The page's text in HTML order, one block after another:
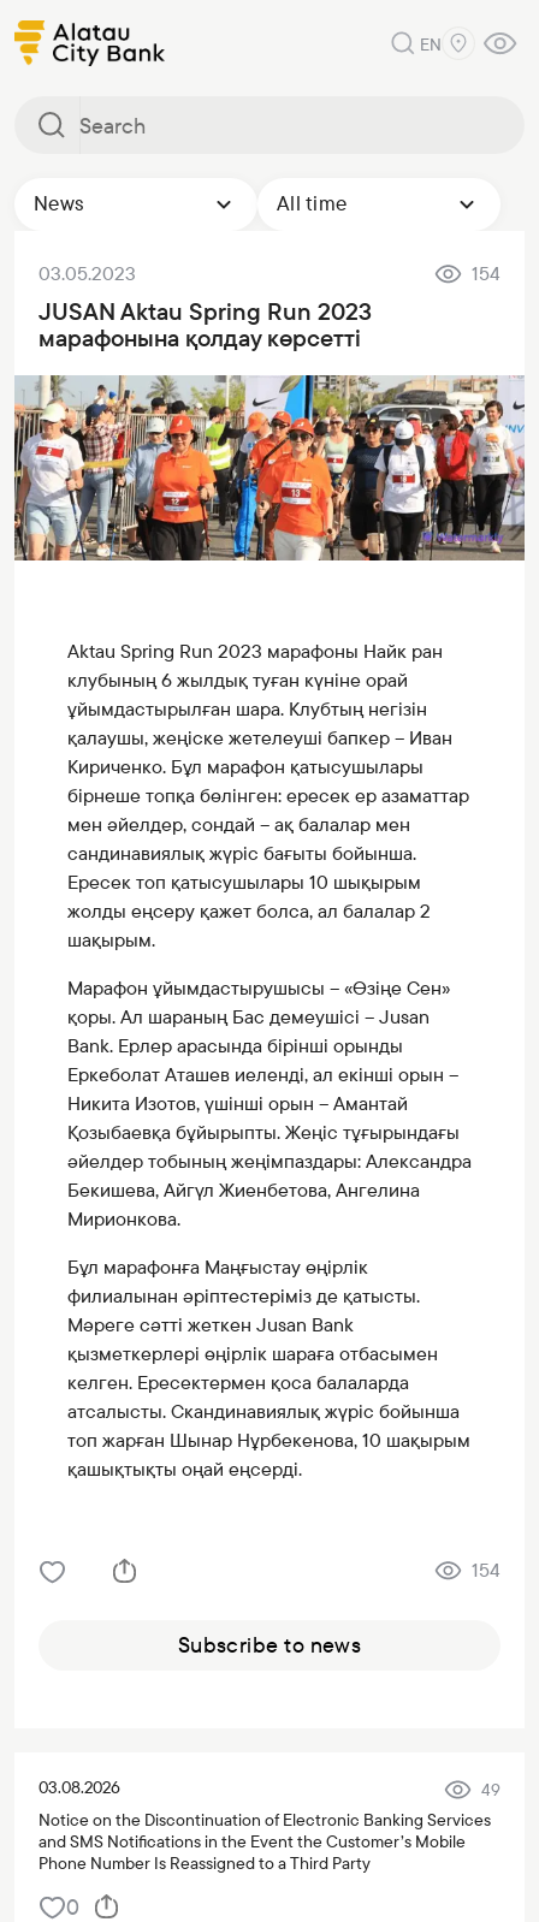
EN
News All time
03.05.2023 154
JUSAN Aktau Spring Run 2023
марафонына қолдау көрсетті
Aktau Spring Run 2023 марафоны Найк ран
клубының 6 жылдық туған күніне орай
ұйымдастырылған шара. Клубтың негізін
қалаушы, жеңіске жетелеуші бапкер – Иван
Кириченко. Бұл марафон қатысушылары
бірнеше топқа бөлінген: ересек ер азаматтар
мен әйелдер, сондай – ақ балалар мен
сандинавиялық жүріс бағыты бойынша.
Ересек топ қатысушылары 10 шықырым
жолды еңсеру қажет болса, ал балалар 2
шақырым.
Марафон ұйымдастырушысы – «Өзіңе Сен»
қоры. Ал шараның Бас демеушісі – Jusan
Bank. Ерлер арасында бірінші орынды
Еркеболат Аташев иеленді, ал екінші орын –
Никита Изотов, үшінші орын – Амантай
Қозыбаевқа бұйырыпты. Жеңіс тұғырындағы
әйелдер тобының жеңімпаздары: Александра
Бекишева, Айгүл Жиенбетова, Ангелина
Мирионкова.
Бұл марафонға Маңғыстау өңірлік
филиалынан әріптестеріміз де қатысты.
Мәреге сәтті жеткен Jusan Bank
қызметкерлері өңірлік шараға отбасымен
келген. Ересектермен қоса балаларда
атсалысты. Скандинавиялық жүріс бойынша
топ жарған Шынар Нұрбекенова, 10 шақырым
қашықтықты оңай еңсерді.
154
Subscribe to news
03.08.2026
49
Notice on the Discontinuation of Electronic Banking Services
and SMS Notifications in the Event the Customer’s Mobile
Phone Number Is Reassigned to a Third Party
0